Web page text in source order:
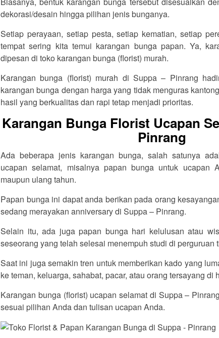
dekorasi/desain hingga pilihan jenis bunganya.
Setiap perayaan, setiap pesta, setiap kematian, setiap
tempat sering kita temui karangan bunga papan. Ya,
dipesan di toko karangan bunga (florist) murah.
Karangan bunga (florist) murah di Suppa – Pinrang
karangan bunga dengan harga yang tidak menguras
hasil yang berkualitas dan rapi tetap menjadi prioritas.
Karangan Bunga Florist Ucapan
Pinrang
Ada beberapa jenis karangan bunga, salah satunya
ucapan selamat, misalnya papan bunga untuk ucapan
maupun ulang tahun.
Papan bunga ini dapat anda berikan pada orang
sedang merayakan anniversary di Suppa – Pinrang.
Selain itu, ada juga papan bunga hari kelulusan atau
seseorang yang telah selesai menempuh studi di perguruan
Saat ini juga semakin tren untuk memberikan kado yang
ke teman, keluarga, sahabat, pacar, atau orang tersayang di
Karangan bunga (florist) ucapan selamat di Suppa –
sesuai pilihan Anda dan tulisan ucapan Anda.